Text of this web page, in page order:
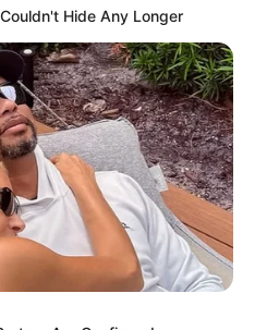
Hide Any Longer